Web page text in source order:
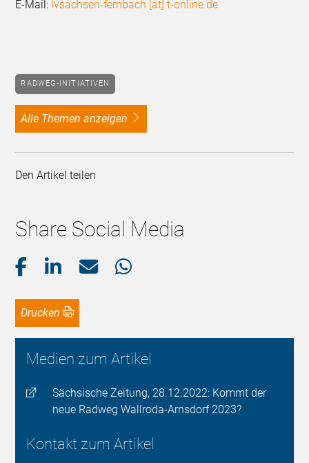
E-Mail: lvsachsen-fernbach [at] t-online.de
RADWEG-INITIATIVEN
alle Themen anzeigen
Den Artikel teilen
Share Social Media
Drucken
Medien zum Artikel
Sächsische Zeitung, 28.12.2022: Kommt der
neue Radweg Wallroda-Arnsdorf 2023?
Kontakt zum Artikel